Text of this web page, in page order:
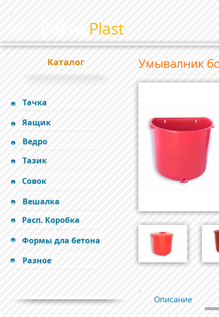
Plast
Каталог
Тачка
Яащик
Ведро
Тазик
Совок
Вешалка
Расп. Коробка
Формы дла бетона
Разное
Умывалник
Описание